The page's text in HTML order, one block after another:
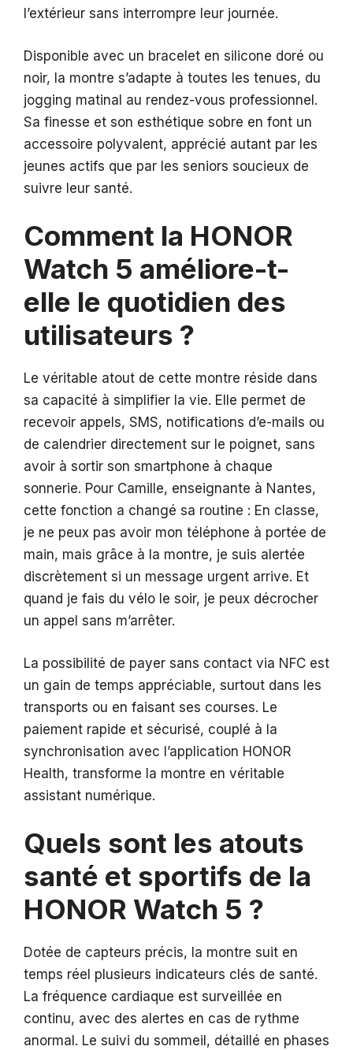
l’extérieur sans interrompre leur journée.
Disponible avec un bracelet en silicone doré ou
noir, la montre s’adapte à toutes les tenues, du
jogging matinal au rendez-vous professionnel.
Sa finesse et son esthétique sobre en font un
accessoire polyvalent, apprécié autant par les
jeunes actifs que par les seniors soucieux de
suivre leur santé.
Comment la HONOR
Watch 5 améliore-t-
elle le quotidien des
utilisateurs ?
Le véritable atout de cette montre réside dans
sa capacité à simplifier la vie. Elle permet de
recevoir appels, SMS, notifications d’e-mails ou
de calendrier directement sur le poignet, sans
avoir à sortir son smartphone à chaque
sonnerie. Pour Camille, enseignante à Nantes,
cette fonction a changé sa routine : En classe,
je ne peux pas avoir mon téléphone à portée de
main, mais grâce à la montre, je suis alertée
discrètement si un message urgent arrive. Et
quand je fais du vélo le soir, je peux décrocher
un appel sans m’arrêter.
La possibilité de payer sans contact via NFC est
un gain de temps appréciable, surtout dans les
transports ou en faisant ses courses. Le
paiement rapide et sécurisé, couplé à la
synchronisation avec l’application HONOR
Health, transforme la montre en véritable
assistant numérique.
Quels sont les atouts
santé et sportifs de la
HONOR Watch 5 ?
Dotée de capteurs précis, la montre suit en
temps réel plusieurs indicateurs clés de santé.
La fréquence cardiaque est surveillée en
continu, avec des alertes en cas de rythme
anormal. Le suivi du sommeil, détaillé en phases